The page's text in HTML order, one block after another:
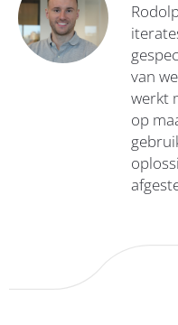
van
werkt
op